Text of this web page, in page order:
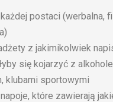
postaci (werbalna,
z jakimikolwiek
się kojarzyć z
klubami sportowymi
które zawierają